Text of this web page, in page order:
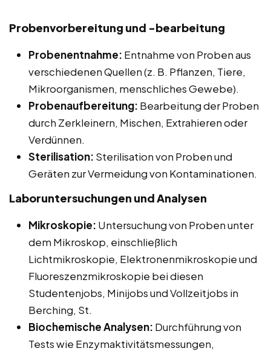
Probenvorbereitung und -bearbeitung
Probenentnahme: Entnahme von Proben aus
verschiedenen Quellen (z. B. Pflanzen, Tiere,
Mikroorganismen, menschliches Gewebe).
Probenaufbereitung: Bearbeitung der Proben
durch Zerkleinern, Mischen, Extrahieren oder
Verdünnen.
Sterilisation: Sterilisation von Proben und
Geräten zur Vermeidung von Kontaminationen.
Laboruntersuchungen und Analysen
Mikroskopie: Untersuchung von Proben unter
dem Mikroskop, einschließlich
Lichtmikroskopie, Elektronenmikroskopie und
Fluoreszenzmikroskopie bei diesen
Studentenjobs, Minijobs und Vollzeitjobs in
Berching, St.
Biochemische Analysen: Durchführung von
Tests wie Enzymaktivitätsmessungen,